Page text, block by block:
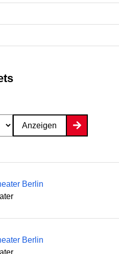
Anzeigen
Berlin
Berlin